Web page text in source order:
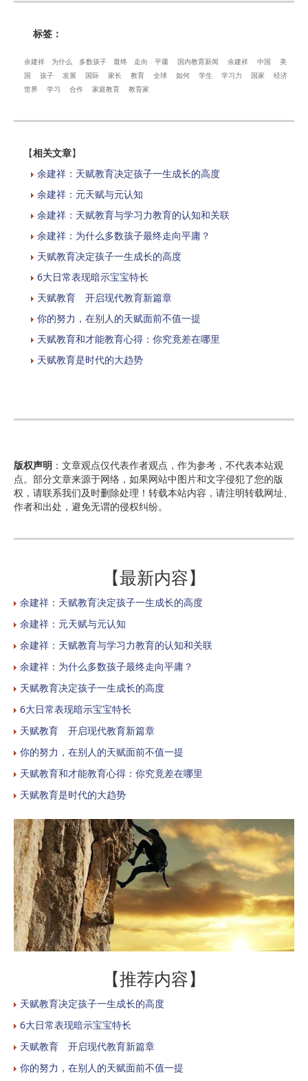
标签：
余建祥 为什么 多数孩子 最终 走向 平庸 国内教育新闻 余建祥 中国
美
国
孩子 发展 国际 家长 教育 全球 如何 学生 学习力 国家
经济
世界
学习 合作 家庭教育 教育家
【相关文章】
余建祥：天赋教育决定孩子一生成长的高度
余建祥：元天赋与元认知
余建祥：天赋教育与学习力教育的认知和关联
余建祥：为什么多数孩子最终走向平庸？
天赋教育决定孩子一生成长的高度
6大日常表现暗示宝宝特长
天赋教育 开启现代教育新篇章
你的努力，在别人的天赋面前不值一提
天赋教育和才能教育心得：你究竟差在哪里
天赋教育是时代的大趋势
版权声明 ：文章观点仅代表作者观点，作为参考，不代表本站观
点。部分文章来源于网络，如果网站中图片和文字侵犯了您的版
权，请联系我们及时删除处理！转载本站内容，请注明转载网址、
作者和出处，避免无谓的侵权纠纷。
【最新内容】
余建祥：天赋教育决定孩子一生成长的高度
余建祥：元天赋与元认知
余建祥：天赋教育与学习力教育的认知和关联
余建祥：为什么多数孩子最终走向平庸？
天赋教育决定孩子一生成长的高度
6大日常表现暗示宝宝特长
天赋教育 开启现代教育新篇章
你的努力，在别人的天赋面前不值一提
天赋教育和才能教育心得：你究竟差在哪里
天赋教育是时代的大趋势
【推荐内容】
天赋教育决定孩子一生成长的高度
6大日常表现暗示宝宝特长
天赋教育 开启现代教育新篇章
你的努力，在别人的天赋面前不值一提